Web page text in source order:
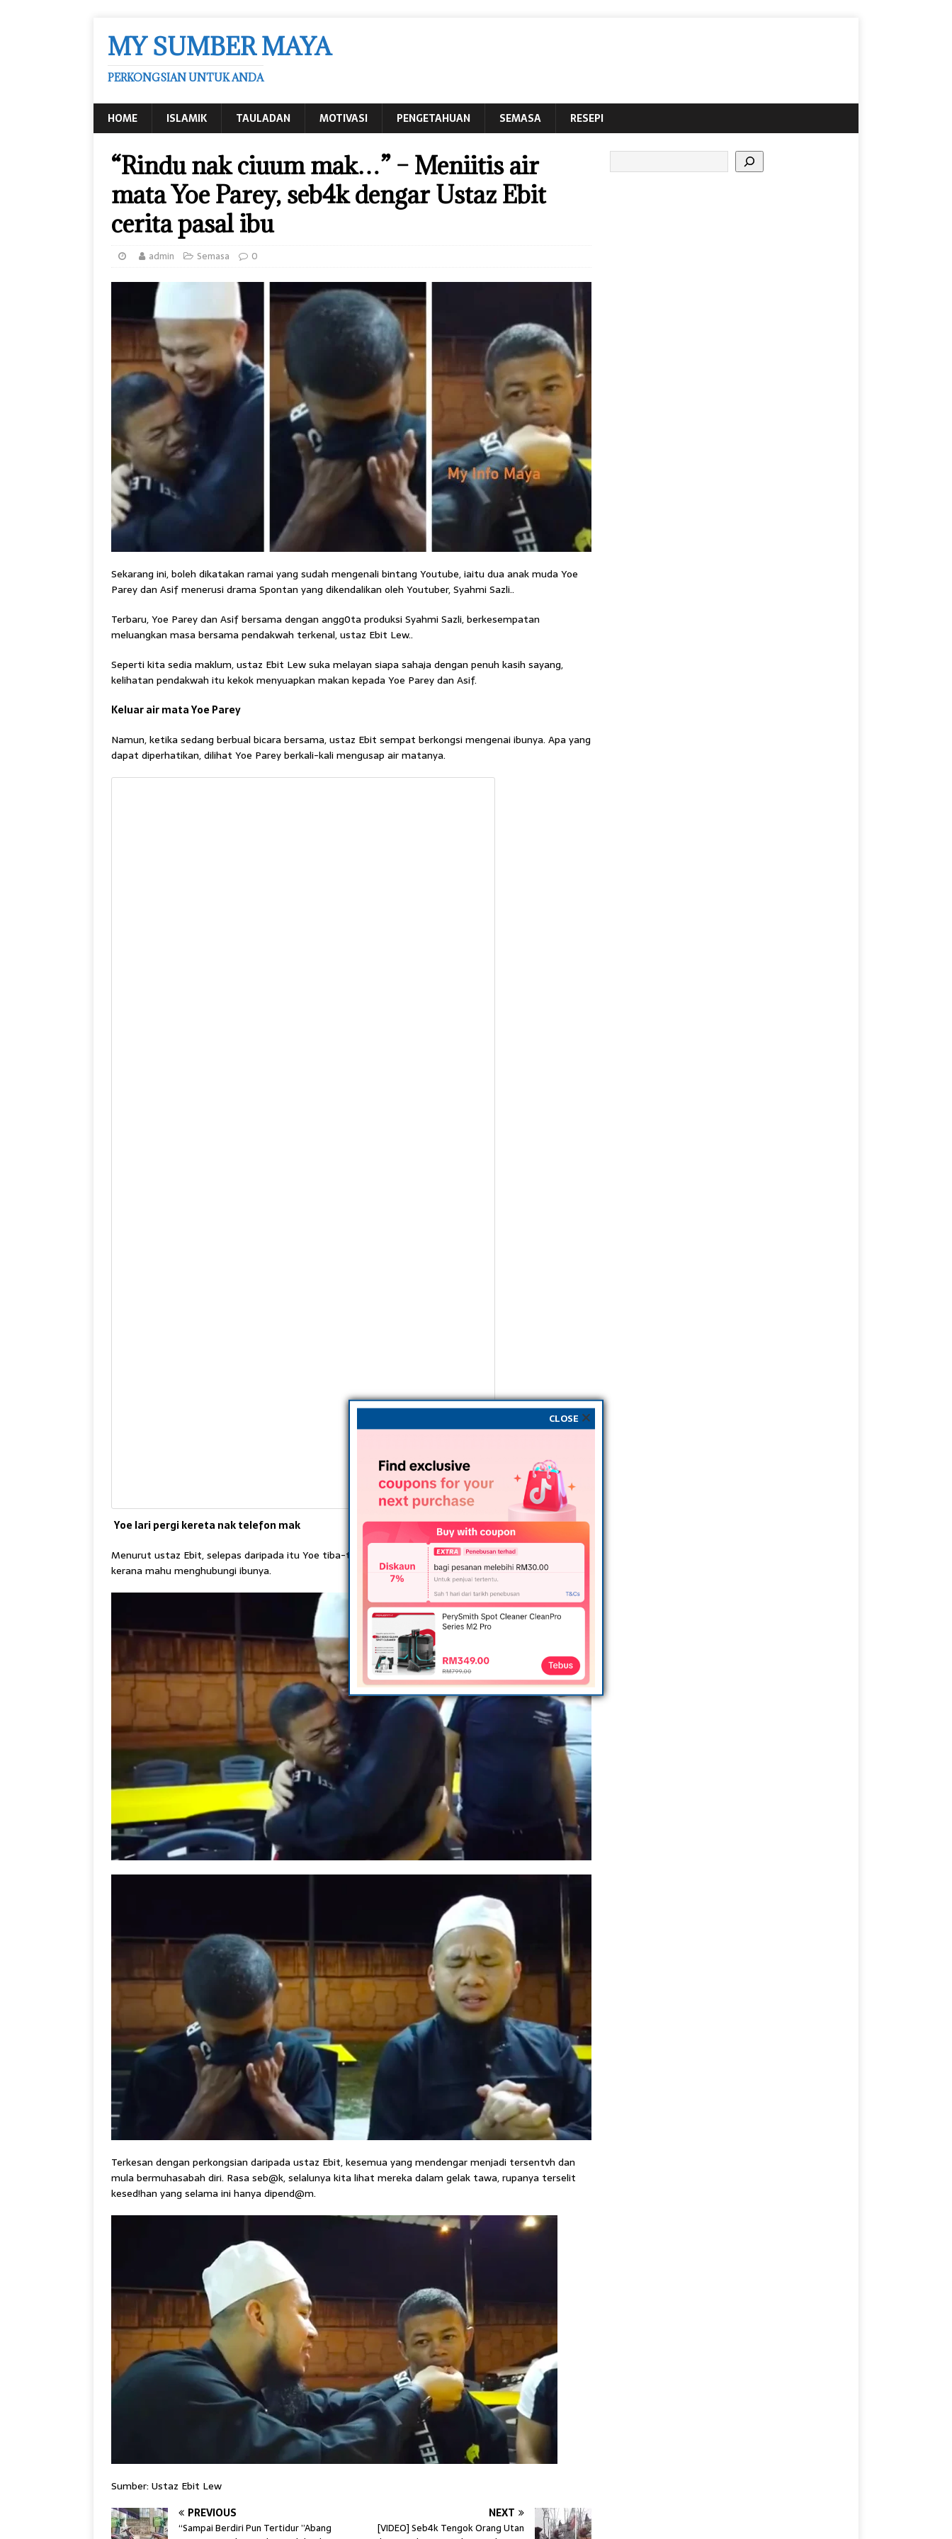
MY SUMBER MAYA
PERKONGSIAN UNTUK ANDA
HOME ISLAMIK TAULADAN MOTIVASI PENGETAHUAN SEMASA RESEPI
“Rindu nak ciuum mak…” – Meniitis air
mata Yoe Parey, seb4k dengar Ustaz Ebit
cerita pasal ibu
admin Semasa 0
Sekarang ini, boleh dikatakan ramai yang sudah mengenali bintang Youtube, iaitu dua anak muda Yoe
Parey dan Asif menerusi drama Spontan yang dikendalikan oleh Youtuber, Syahmi Sazli..
Terbaru, Yoe Parey dan Asif bersama dengan angg0ta produksi Syahmi Sazli, berkesempatan
meluangkan masa bersama pendakwah terkenal, ustaz Ebit Lew..
Seperti kita sedia maklum, ustaz Ebit Lew suka melayan siapa sahaja dengan penuh kasih sayang,
kelihatan pendakwah itu kekok menyuapkan makan kepada Yoe Parey dan Asif.
Keluar air mata Yoe Parey
Namun, ketika sedang berbual bicara bersama, ustaz Ebit sempat berkongsi mengenai ibunya. Apa yang
dapat diperhatikan, dilihat Yoe Parey berkali-kali mengusap air matanya.
Yoe lari pergi kereta nak telefon mak
Menurut ustaz Ebit, selepas daripada itu Yoe tiba-tiba berlari ke arah kereta untuk mengambil telefon,
kerana mahu menghubungi ibunya.
Terkesan dengan perkongsian daripada ustaz Ebit, kesemua yang mendengar menjadi tersentvh dan
mula bermuhasabah diri. Rasa seb@k, selalunya kita lihat mereka dalam gelak tawa, rupanya terselit
kesed!han yang selama ini hanya dipend@m.
Sumber: Ustaz Ebit Lew
PREVIOUS
“Sampai Berdiri Pun Tertidur ”Abang
NEXT
[VIDEO] Seb4k Tengok Orang Utan
CLOSE